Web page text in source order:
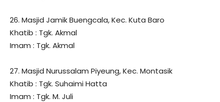
26. Masjid Jamik Buengcala, Kec. Kuta Baro
Khatib : Tgk. Akmal
Imam : Tgk. Akmal
27. Masjid Nurussalam Piyeung, Kec. Montasik
Khatib : Tgk. Suhaimi Hatta
Imam : Tgk. M. Juli